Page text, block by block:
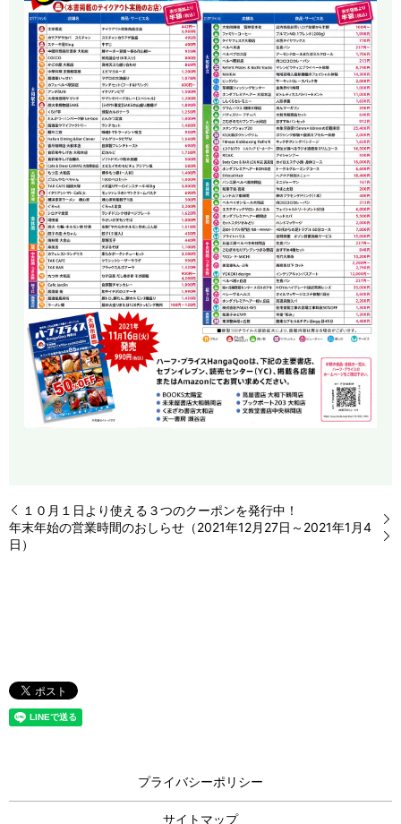
１０月１日より使える３つのクーポンを発行中！
年末年始の営業時間のおしらせ（2021年12月27日～2021年1月4
日）
プライバシーポリシー
サイトマップ